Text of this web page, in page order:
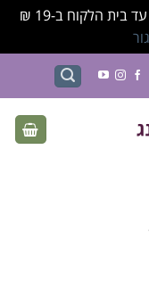
שליח עד בית הלקוח ב-19 ₪